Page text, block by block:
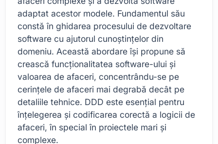
adaptat acestor modele. Fundamentul său
constă în ghidarea procesului de dezvoltare
software cu ajutorul cunoștințelor din
domeniu. Această abordare își propune să
crească funcționalitatea software-ului și
valoarea de afaceri, concentrându-se pe
cerințele de afaceri mai degrabă decât pe
detaliile tehnice. DDD este esențial pentru
înțelegerea și codificarea corectă a logicii de
afaceri, în special în proiectele mari și
complexe.